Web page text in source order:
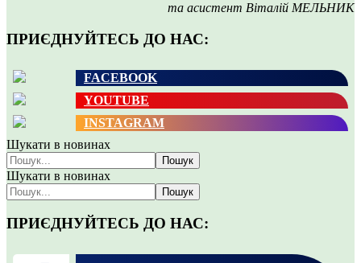
та асистент Віталій МЕЛЬНИК
ПРИЄДНУЙТЕСЬ ДО НАС:
FACEBOOK
YOUTUBE
INSTAGRAM
Шукати в новинах
Пошук
Шукати в новинах
Пошук
ПРИЄДНУЙТЕСЬ ДО НАС: